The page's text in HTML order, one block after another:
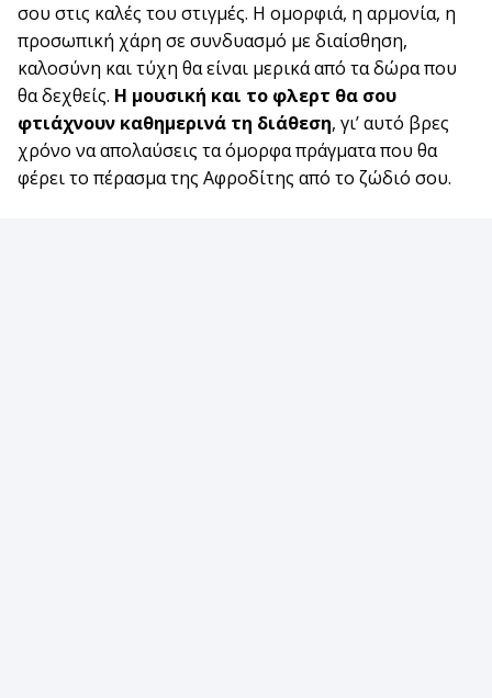
σου στις καλές του στιγμές. Η ομορφιά, η αρμονία, η
προσωπική χάρη σε συνδυασμό με διαίσθηση,
καλοσύνη και τύχη θα είναι μερικά από τα δώρα που
θα δεχθείς. Η μουσική και το φλερτ θα σου
φτιάχνουν καθημερινά τη διάθεση, γι’ αυτό βρες
χρόνο να απολαύσεις τα όμορφα πράγματα που θα
φέρει το πέρασμα της Αφροδίτης από το ζώδιό σου.